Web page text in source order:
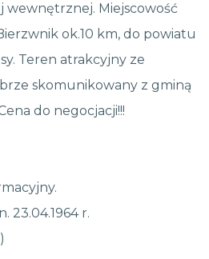
wewnętrznej. Miejscowość
ok.10 km, do powiatu
Teren atrakcyjny ze
skomunikowany z gminą
do negocjacji!!!
23.04.1964 r.